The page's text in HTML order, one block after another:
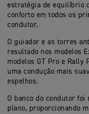
estratégia de equilíbrio
conforto em todos os
condutor.
O guiador e as torres
resultado nos modelos
modelos GT Pro e Rally
uma condução mais
espelhos.
O banco do condutor
plano, proporcionando